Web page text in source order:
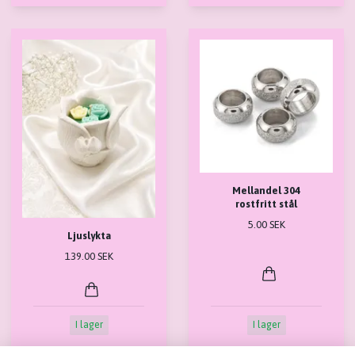
Ljuslykta
139.00 SEK
I lager
Mellandel 304
rostfritt stål
5.00 SEK
I lager